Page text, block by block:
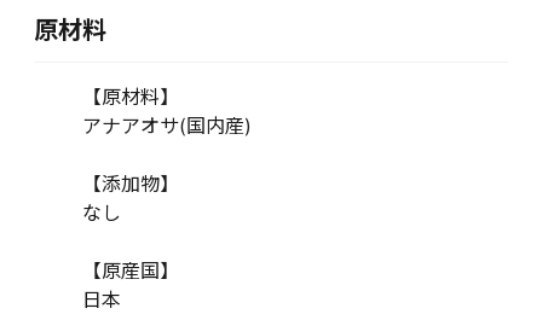
原材料
【原材料】
アナアオサ(国内産)
【添加物】
なし
【原産国】
日本